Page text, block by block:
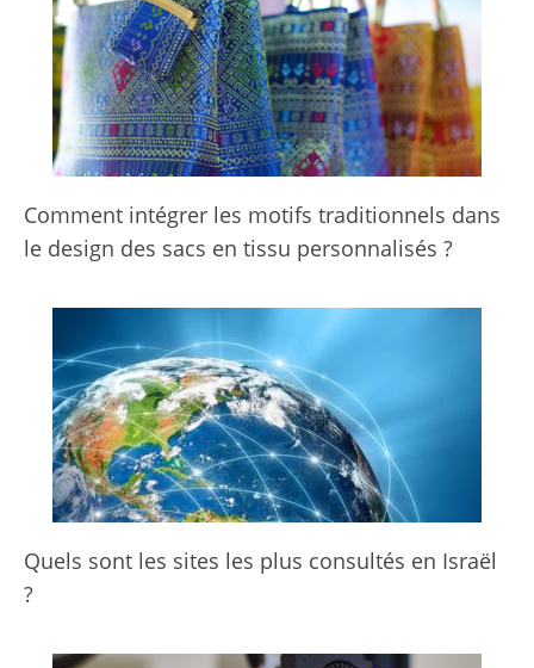
Comment intégrer les motifs traditionnels dans
le design des sacs en tissu personnalisés ?
Quels sont les sites les plus consultés en Israël
?